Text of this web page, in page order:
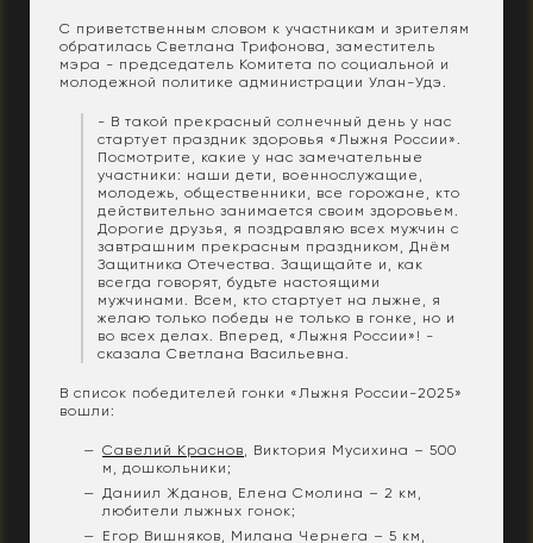
С приветственным словом к участникам и зрителям
обратилась Светлана Трифонова, заместитель
мэра - председатель Комитета по социальной и
молодежной политике администрации Улан-Удэ.
- В такой прекрасный солнечный день у нас
стартует праздник здоровья «Лыжня России».
Посмотрите, какие у нас замечательные
участники: наши дети, военнослужащие,
молодежь, общественники, все горожане, кто
действительно занимается своим здоровьем.
Дорогие друзья, я поздравляю всех мужчин с
завтрашним прекрасным праздником, Днём
Защитника Отечества. Защищайте и, как
всегда говорят, будьте настоящими
мужчинами. Всем, кто стартует на лыжне, я
желаю только победы не только в гонке, но и
во всех делах. Вперед, «Лыжня России»! -
сказала Светлана Васильевна.
В список победителей гонки «Лыжня России-2025»
вошли:
Савелий Краснов, Виктория Мусихина – 500
м, дошкольники;
Даниил Жданов, Елена Смолина – 2 км,
любители лыжных гонок;
Егор Вишняков, Милана Чернега – 5 км,